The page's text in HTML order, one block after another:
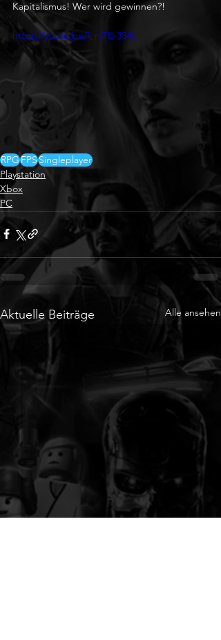
Kapitalismus! Wer wird gewinnen?!
https://youtu.be/I_rvTE-3S4c
RPGFPSSingleplayer
Playstation
Xbox
PC
Aktuelle Beiträge Alle ansehen